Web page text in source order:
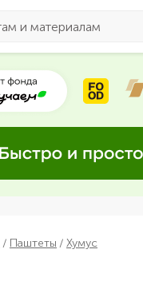
Паштеты
Хумус